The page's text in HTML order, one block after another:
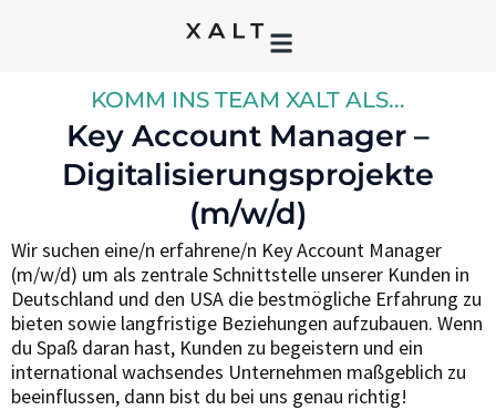
KOMM INS TEAM XALT ALS...
Key Account Manager –
Digitalisierungsprojekte
(m/w/d)
Wir suchen eine/n erfahrene/n Key Account Manager
(m/w/d) um als zentrale Schnittstelle unserer Kunden in
Deutschland und den USA die bestmögliche Erfahrung zu
bieten sowie langfristige Beziehungen aufzubauen. Wenn
du Spaß daran hast, Kunden zu begeistern und ein
international wachsendes Unternehmen maßgeblich zu
beeinflussen, dann bist du bei uns genau richtig!